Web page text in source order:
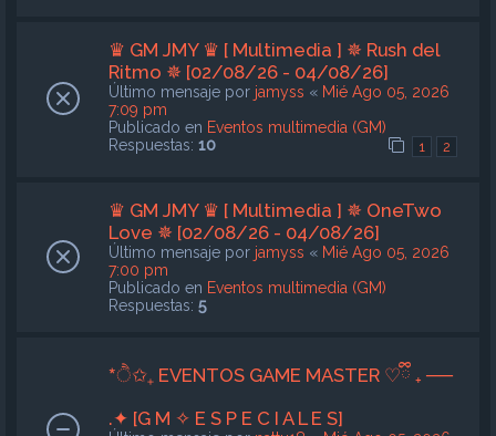
♛ GM JMY ♛ [ Multimedia ] ✵ Rush del
Ritmo ✵ [02/08/26 - 04/08/26]
Último mensaje por jamyss « Mié Ago 05, 2026
7:09 pm
Publicado en Eventos multimedia (GM)
Respuestas: 10 1 2
♛ GM JMY ♛ [ Multimedia ] ✵ OneTwo
Love ✵ [02/08/26 - 04/08/26]
Último mensaje por jamyss « Mié Ago 05, 2026
7:00 pm
Publicado en Eventos multimedia (GM)
Respuestas: 5
*ੈ✩₊ EVENTOS GAME MASTER ♡ྀི ₊ ──
.✦ [G M ✧ E S P E C I A L E S]